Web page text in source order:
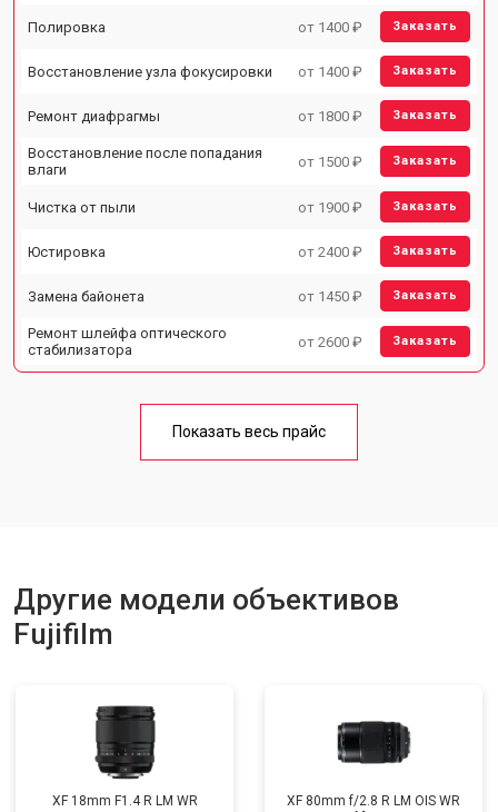
Полировка от 1400 ₽ Заказать
Восстановление узла фокусировки от 1400 ₽ Заказать
Ремонт диафрагмы от 1800 ₽ Заказать
Восстановление после попадания
влаги
от 1500 ₽ Заказать
Чистка от пыли от 1900 ₽ Заказать
Юстировка от 2400 ₽ Заказать
Замена байонета от 1450 ₽ Заказать
Ремонт шлейфа оптического
стабилизатора
от 2600 ₽ Заказать
Показать весь прайс
Другие модели объективов
Fujifilm
XF 18mm F1.4 R LM WR
XF 80mm f/2.8 R LM OIS WR